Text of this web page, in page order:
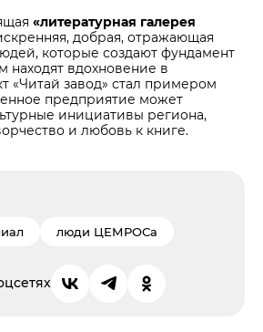
«литературная галерея
добрая, отражающая
которые создают фундамент
находят вдохновение в
«Читай завод» стал примером
предприятие может
инициативы региона,
и любовь к книге.
люди ЦЕМРОСа